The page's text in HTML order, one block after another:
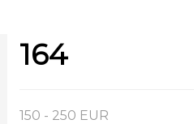
164
150 - 250 EUR